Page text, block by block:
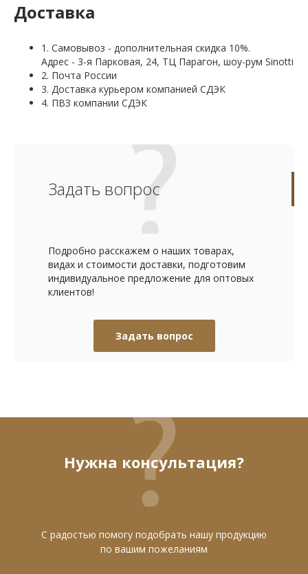
Доставка
1. Самовывоз - дополнительная скидка 10%.
Адрес - 3-я Парковая, 24, ТЦ Парагон, шоу-рум Sinotti
2. Почта России
3. Доставка курьером компанией СДЭК
4. ПВЗ компании СДЭК
Задать вопрос
Подробно расскажем о наших товарах,
видах и стоимости доставки, подготовим
индивидуальное предложение для оптовых
клиентов!
Задать вопрос
Нужна консультация?
С радостью помогу подобрать нашу продукцию
по вашим пожеланиям